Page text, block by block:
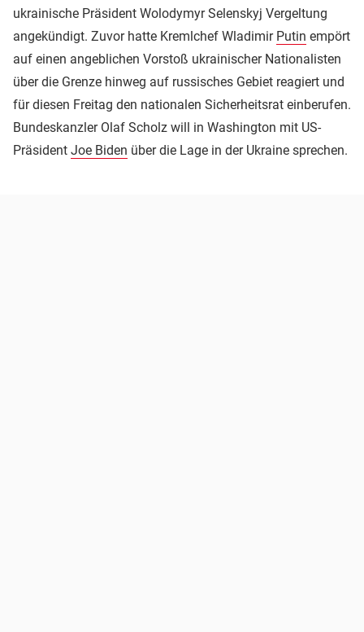
ukrainische Präsident Wolodymyr Selenskyj Vergeltung
angekündigt. Zuvor hatte Kremlchef Wladimir Putin empört
auf einen angeblichen Vorstoß ukrainischer Nationalisten
über die Grenze hinweg auf russisches Gebiet reagiert und
für diesen Freitag den nationalen Sicherheitsrat einberufen.
Bundeskanzler Olaf Scholz will in Washington mit US-
Präsident Joe Biden über die Lage in der Ukraine sprechen.